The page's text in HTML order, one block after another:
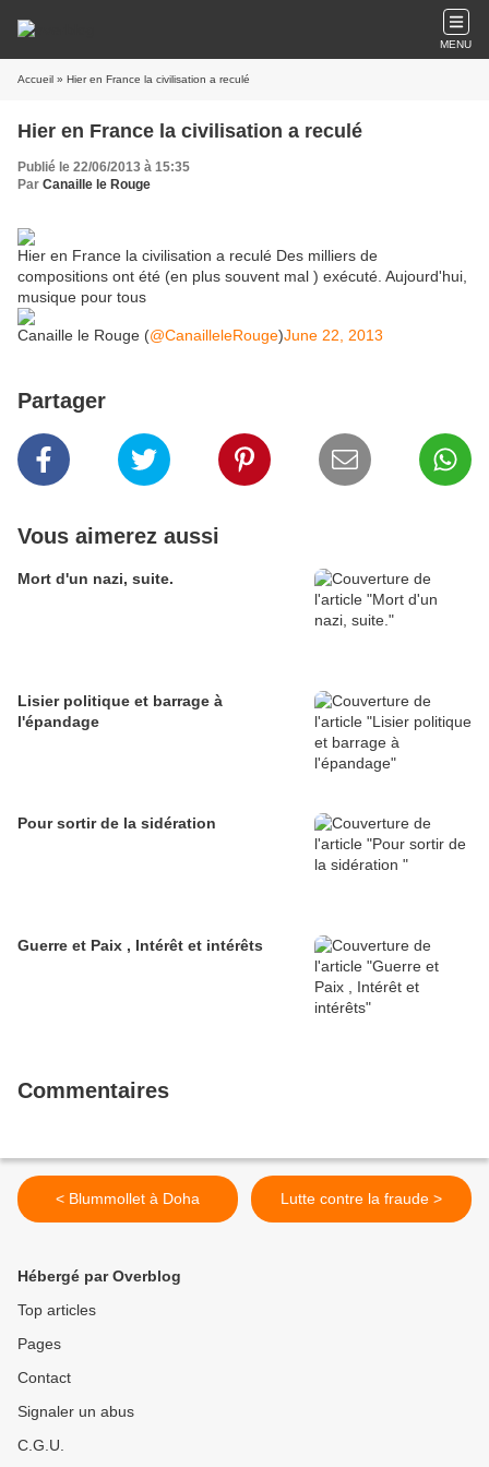
MENU
Accueil » Hier en France la civilisation a reculé
Hier en France la civilisation a reculé
Publié le 22/06/2013 à 15:35
Par Canaille le Rouge
Hier en France la civilisation a reculé Des milliers de
compositions ont été (en plus souvent mal ) exécuté. Aujourd'hui,
musique pour tous
Canaille le Rouge (@CanailleleRouge)June 22, 2013
Partager
Vous aimerez aussi
Mort d'un nazi, suite.
Lisier politique et barrage à
l'épandage
Pour sortir de la sidération
Guerre et Paix , Intérêt et intérêts
Commentaires
< Blummollet à Doha Lutte contre la fraude >
Hébergé par Overblog
Top articles
Pages
Contact
Signaler un abus
C.G.U.